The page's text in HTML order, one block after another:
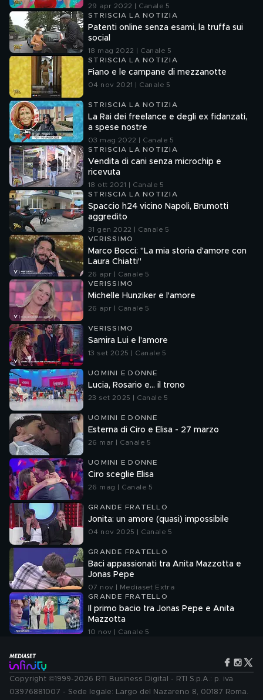
29 apr 2022 | Canale 5
STRISCIA LA NOTIZIA
Patenti online senza esami, la truffa sui
social
18 mag 2022 | Canale 5
STRISCIA LA NOTIZIA
Fiano e le campane di mezzanotte
04 nov 2021 | Canale 5
STRISCIA LA NOTIZIA
La Rai dei freelance e degli ex fidanzati,
a spese nostre
03 mag 2022 | Canale 5
STRISCIA LA NOTIZIA
Vendita di cani senza microchip e
ricevuta
18 ott 2021 | Canale 5
STRISCIA LA NOTIZIA
Spaccio h24 vicino Napoli, Brumotti
aggredito
31 gen 2022 | Canale 5
VERISSIMO
Marco Bocci: "La mia storia d'amore con
Laura Chiatti"
26 apr | Canale 5
VERISSIMO
Michelle Hunziker e l'amore
26 apr | Canale 5
VERISSIMO
Samira Lui e l'amore
13 set 2025 | Canale 5
UOMINI E DONNE
Lucia, Rosario e... il trono
23 set 2025 | Canale 5
UOMINI E DONNE
Esterna di Ciro e Elisa - 27 marzo
26 mar | Canale 5
UOMINI E DONNE
Ciro sceglie Elisa
26 mag | Canale 5
GRANDE FRATELLO
Jonita: un amore (quasi) impossibile
04 nov 2025 | Canale 5
GRANDE FRATELLO
Baci appassionati tra Anita Mazzotta e
Jonas Pepe
07 nov | Mediaset Extra
GRANDE FRATELLO
Il primo bacio tra Jonas Pepe e Anita
Mazzotta
10 nov | Canale 5
Copyright ©1999-2026 RTI Business Digital - RTI S.p.A.: p. iva
03976881007 - Sede legale: Largo del Nazareno 8, 00187 Roma.